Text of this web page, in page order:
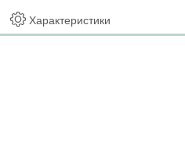
Характеристики